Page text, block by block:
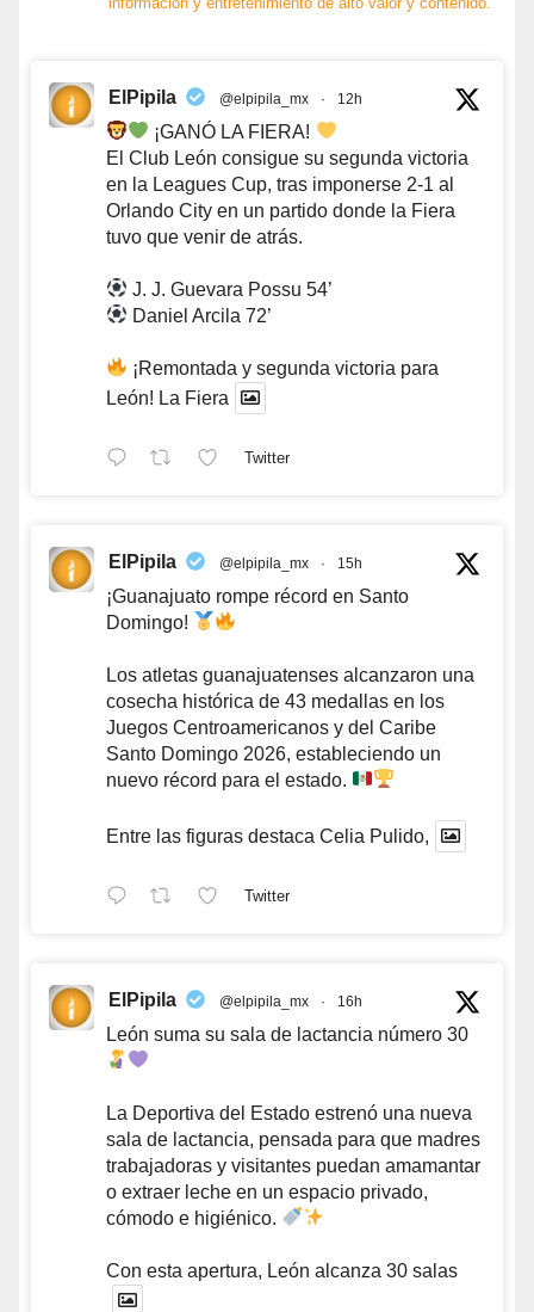
ElPipila @elpipila_mx · 12h
¡GANÓ LA FIERA!
El Club León consigue su segunda victoria
en la Leagues Cup, tras imponerse 2-1 al
Orlando City en un partido donde la Fiera
tuvo que venir de atrás.
J. J. Guevara Possu 54’
Daniel Arcila 72’
¡Remontada y segunda victoria para
León! La Fiera
Twitter
ElPipila @elpipila_mx · 15h
¡Guanajuato rompe récord en Santo
Domingo!
Los atletas guanajuatenses alcanzaron una
cosecha histórica de 43 medallas en los
Juegos Centroamericanos y del Caribe
Santo Domingo 2026, estableciendo un
nuevo récord para el estado.
Entre las figuras destaca Celia Pulido,
Twitter
ElPipila @elpipila_mx · 16h
León suma su sala de lactancia número 30
La Deportiva del Estado estrenó una nueva
sala de lactancia, pensada para que madres
trabajadoras y visitantes puedan amamantar
o extraer leche en un espacio privado,
cómodo e higiénico.
Con esta apertura, León alcanza 30 salas